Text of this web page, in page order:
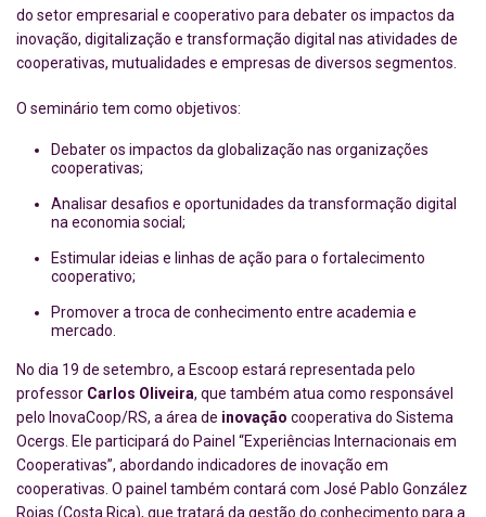
do setor empresarial e cooperativo para debater os impactos da
inovação, digitalização e transformação digital nas atividades de
cooperativas, mutualidades e empresas de diversos segmentos.
O seminário tem como objetivos:
Debater os impactos da globalização nas organizações
cooperativas;
Analisar desafios e oportunidades da transformação digital
na economia social;
Estimular ideias e linhas de ação para o fortalecimento
cooperativo;
Promover a troca de conhecimento entre academia e
mercado.
No dia 19 de setembro, a Escoop estará representada pelo
professor Carlos Oliveira, que também atua como responsável
pelo InovaCoop/RS, a área de inovação cooperativa do Sistema
Ocergs. Ele participará do Painel “Experiências Internacionais em
Cooperativas”, abordando indicadores de inovação em
cooperativas. O painel também contará com José Pablo González
Rojas (Costa Rica), que tratará da gestão do conhecimento para a